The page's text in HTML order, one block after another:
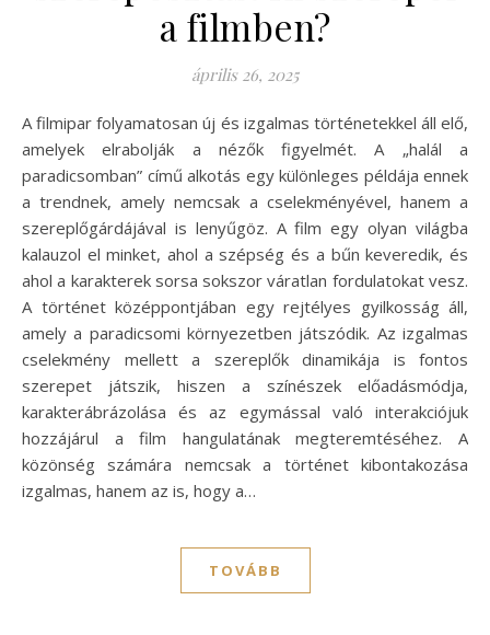
a filmben?
április 26, 2025
A filmipar folyamatosan új és izgalmas történetekkel áll elő,
amelyek elrabolják a nézők figyelmét. A „halál a
paradicsomban” című alkotás egy különleges példája ennek
a trendnek, amely nemcsak a cselekményével, hanem a
szereplőgárdájával is lenyűgöz. A film egy olyan világba
kalauzol el minket, ahol a szépség és a bűn keveredik, és
ahol a karakterek sorsa sokszor váratlan fordulatokat vesz.
A történet középpontjában egy rejtélyes gyilkosság áll,
amely a paradicsomi környezetben játszódik. Az izgalmas
cselekmény mellett a szereplők dinamikája is fontos
szerepet játszik, hiszen a színészek előadásmódja,
karakterábrázolása és az egymással való interakciójuk
hozzájárul a film hangulatának megteremtéséhez. A
közönség számára nemcsak a történet kibontakozása
izgalmas, hanem az is, hogy a…
TOVÁBB